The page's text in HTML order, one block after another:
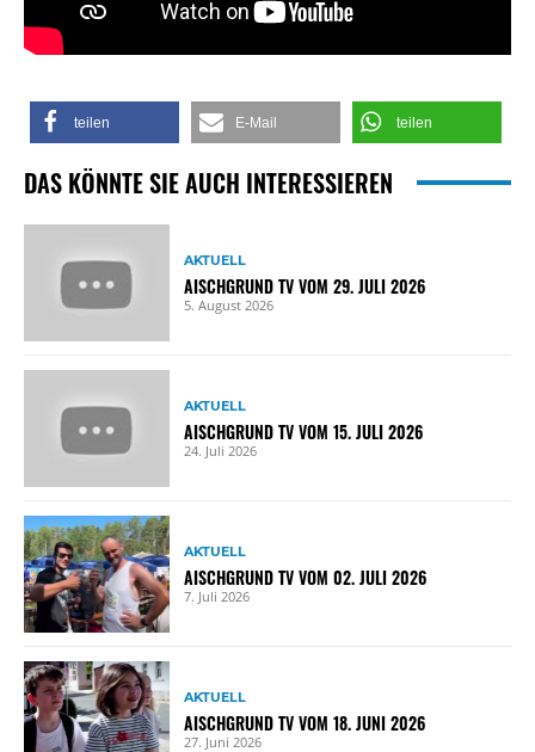
teilen E-Mail teilen
DAS KÖNNTE SIE AUCH INTERESSIEREN
AKTUELL
AISCHGRUND TV VOM 29. JULI 2026
5. August 2026
AKTUELL
AISCHGRUND TV VOM 15. JULI 2026
24. Juli 2026
AKTUELL
AISCHGRUND TV VOM 02. JULI 2026
7. Juli 2026
AKTUELL
AISCHGRUND TV VOM 18. JUNI 2026
27. Juni 2026